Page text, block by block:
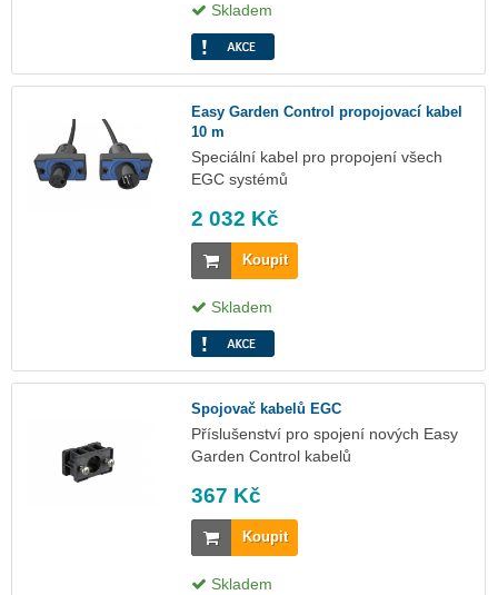
Skladem
Easy Garden Control propojovací kabel
10 m
Speciální kabel pro propojení všech
EGC systémů
2 032 Kč
Koupit
Skladem
Spojovač kabelů EGC
Příslušenství pro spojení nových Easy
Garden Control kabelů
367 Kč
Koupit
Skladem